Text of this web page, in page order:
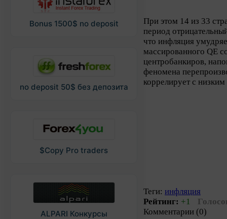
Bonus 1500$ no deposit
no deposit 50$ без депозита
$Copy Pro traders
ALPARI Конкурсы
При этом 14 из 33
период
что инфляция
массированного QE
центробанкиров,
феномена
коррелирует с
Теги: инфляция
Рейтинг: +1
Комментарии (0)